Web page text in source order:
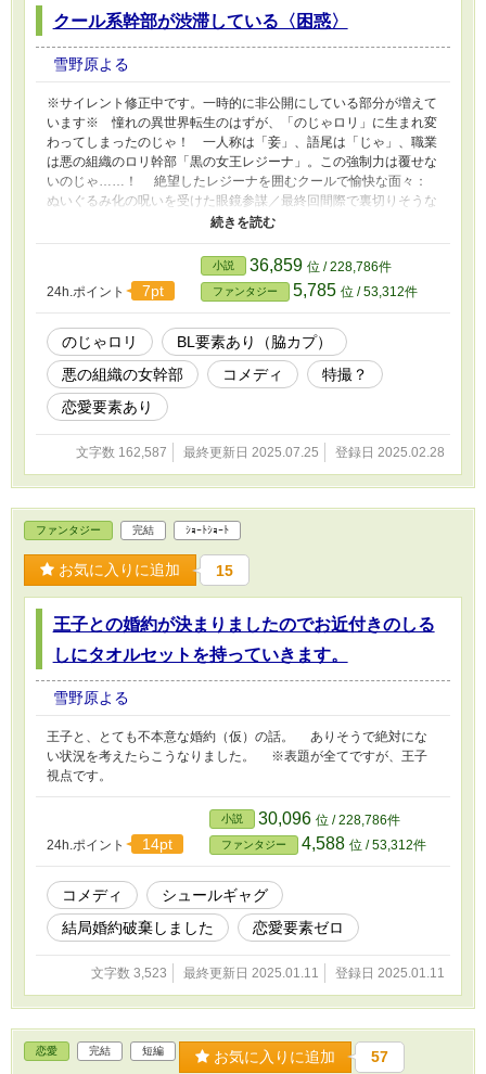
クール系幹部が渋滞している〈困惑〉
雪野原よる
※サイレント修正中です。一時的に非公開にしている部分が増えて
います※ 憧れの異世界転生のはずが、「のじゃロリ」に生まれ変
わってしまったのじゃ！ 一人称は「妾」、語尾は「じゃ」、職業
は悪の組織のロリ幹部「黒の女王レジーナ」。この強制力は覆せな
いのじゃ……！ 絶望したレジーナを囲むクールで愉快な面々：
ぬいぐるみ化の呪いを受けた眼鏡参謀／最終回間際で裏切りそうな
剣豪／千の執事を持つ美少年貴族／記憶喪失の元ヒーロー側教
官。 ──彼らに囲まれて毎回気まずい思いをしているレジーナの
明日はどっちだ！── ※メインCPはショタ×ロリです。ロリゆえ
フィジカルな接触なし。最終的には婚約者とお兄ちゃん（複数）と
モンペが出来る予定。 ……▲要注意！▲ 脇キャラにBL要素
が発生します。百合も有り。
24h.ポイント 7pt
小説 36,859 位 / 228,786件
ファンタジー 5,785 位 / 53,312件
のじゃロリ
BL要素あり（脇カプ）
悪の組織の女幹部
コメディ
特撮？
恋愛要素あり
文字数 162,587 最終更新日 2025.07.25 登録日 2025.02.28
ファンタジー 完結 ｼｮｰﾄｼｮｰﾄ
お気に入りに追加 15
王子との婚約が決まりましたのでお近付きのしる
しにタオルセットを持っていきます。
雪野原よる
王子と、とても不本意な婚約（仮）の話。 ありそうで絶対にな
い状況を考えたらこうなりました。 ※表題が全てですが、王子
視点です。
24h.ポイント 14pt
小説 30,096 位 / 228,786件
ファンタジー 4,588 位 / 53,312件
コメディ
シュールギャグ
結局婚約破棄しました
恋愛要素ゼロ
文字数 3,523 最終更新日 2025.01.11 登録日 2025.01.11
恋愛 完結 短編 お気に入りに追加 57